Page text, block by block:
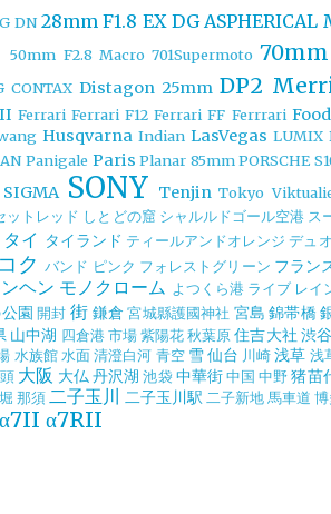
DN 28mm F1.8 EX DG ASPHERICAL
50mm F2.8 Macro 701Supermoto
CONTAX Distagon 25mm DP2
Ferrari Ferrari F12 Ferrari FF Ferrrari Food
Husqvarna Indian LasVegas LUMIX
Panigale Paris Planar 85mm PORSCHE
SIGMA SONY Tenjin Tokyo
ットレッド しとどの窟 シャルルドゴール空港 ス
タイ タイランド ティールアンドオレンジ デュ
ク バンド ピンク フォレストグリーン フラン
ヘン モノクローム よつくら港 ライブ レイ
園 開封 街 鎌倉 宮城縣護國神社 宮島 錦帯橋
山中湖 四倉港 市場紫陽花秋葉原 住吉大社 渋谷
水族館水面清澄白河 青空 雪仙台 川崎 浅草 浅
大阪 大仏丹沢湖 池袋 中華街中国 中野 猪苗
那須二子玉川 二子玉川駅 二子新地馬車道
α7II α7RII